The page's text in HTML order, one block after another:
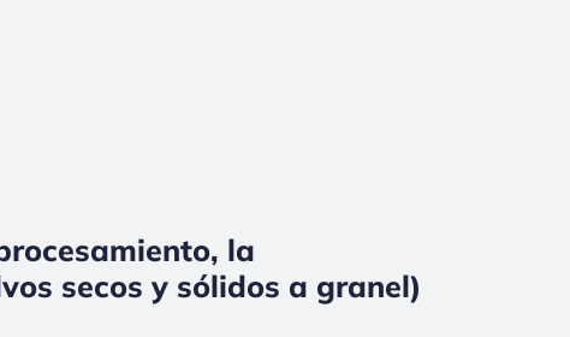
la
secos y sólidos a granel)